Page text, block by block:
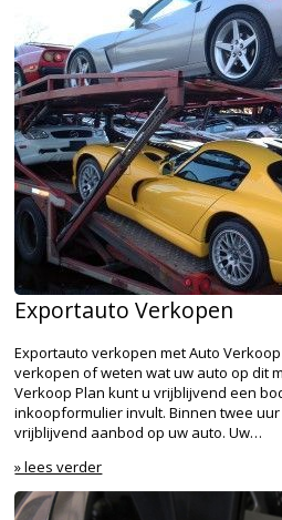
Exportauto Verkopen
Exportauto verkopen met Auto
verkopen of weten wat uw auto op dit
Verkoop Plan kunt u vrijblijvend een
inkoopformulier invult. Binnen twee
vrijblijvend aanbod op uw auto. Uw…
» lees verder